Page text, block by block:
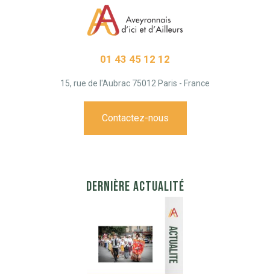
01 43 45 12 12
15, rue de l'Aubrac 75012 Paris - France
Contactez-nous
DERNIÈRE ACTUALITÉ